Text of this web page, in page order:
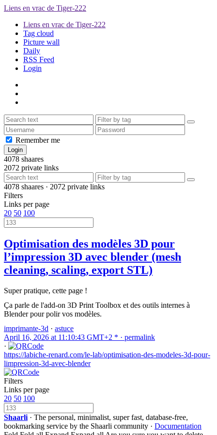
Liens en vrac de Tiger-222
Liens en vrac de Tiger-222
Tag cloud
Picture wall
Daily
RSS Feed
Login
Remember me
4078 shaares
2072 private links
4078 shaares · 2072 private links
Filters
Links per page
20 50 100
Optimisation des modèles 3D pour
l’impression 3D avec blender (mesh
cleaning, scaling, export STL)
Super pratique, cette page !
Ça parle de l'add-on 3D Print Toolbox et des outils internes à
Blender pour polir vos modèles.
imprimante-3d · astuce
April 16, 2026 at 11:10:43 GMT+2 * · permalink
·
https://labiche-renard.com/le-lab/optimisation-des-modeles-3d-pour-
limpression-3d-avec-blender
Filters
Links per page
20 50 100
Shaarli · The personal, minimalist, super fast, database-free,
bookmarking service by the Shaarli community · Documentation